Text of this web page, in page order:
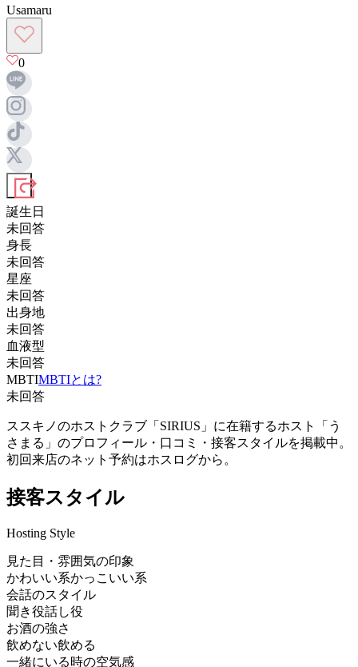
Usamaru
0
誕生日
未回答
身長
未回答
星座
未回答
出身地
未回答
血液型
未回答
MBTIMBTIとは?
未回答
ススキノのホストクラブ「SIRIUS」に在籍するホスト「う
さまる」のプロフィール・口コミ・接客スタイルを掲載中。
初回来店のネット予約はホスログから。
接客スタイル
Hosting Style
見た目・雰囲気の印象
かわいい系かっこいい系
会話のスタイル
聞き役話し役
お酒の強さ
飲めない飲める
一緒にいる時の空気感